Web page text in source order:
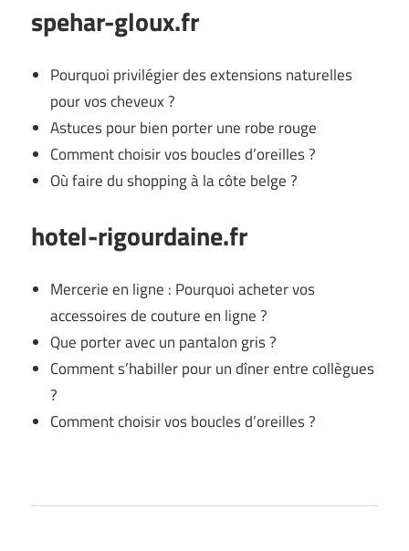
spehar-gloux.fr
Pourquoi privilégier des extensions naturelles
pour vos cheveux ?
Astuces pour bien porter une robe rouge
Comment choisir vos boucles d’oreilles ?
Où faire du shopping à la côte belge ?
hotel-rigourdaine.fr
Mercerie en ligne : Pourquoi acheter vos
accessoires de couture en ligne ?
Que porter avec un pantalon gris ?
Comment s’habiller pour un dîner entre collègues
?
Comment choisir vos boucles d’oreilles ?